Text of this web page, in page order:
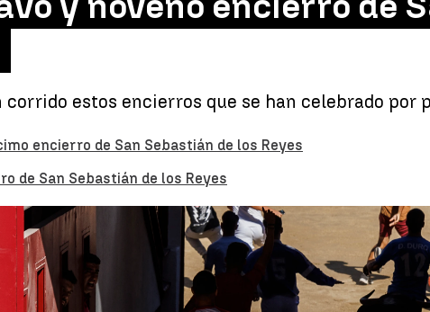
corrido estos encierros que se han celebrado
encierro de San Sebastián de los Reyes
de San Sebastián de los Reyes
VÍDEO: Octavo y noveno encierro